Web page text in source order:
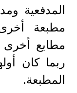
المدفعية
مطبعة
مطابع أخرى
ربما كان
المطبعة.